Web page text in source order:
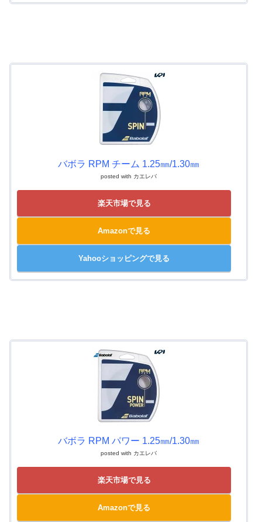
バボラ RPM チーム 1.25㎜/1.30㎜
posted with カエレバ
楽天市場で見る
Amazonで見る
Yahooショッピングで見る
バボラ RPM パワー 1.25㎜/1.30㎜
posted with カエレバ
楽天市場で見る
Amazonで見る